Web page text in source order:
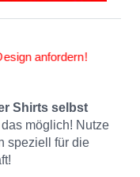
anfordern!
Shirts selbst
möglich! Nutze
speziell für die